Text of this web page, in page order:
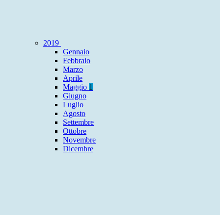
2019
Gennaio
Febbraio
Marzo
Aprile
Maggio 1
Giugno
Luglio
Agosto
Settembre
Ottobre
Novembre
Dicembre